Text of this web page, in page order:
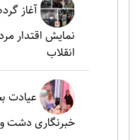
آغاز
نمایش اقتدار
انقلاب
عیادت
خبرنگاری دشت